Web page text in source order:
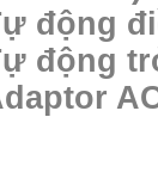
động
động